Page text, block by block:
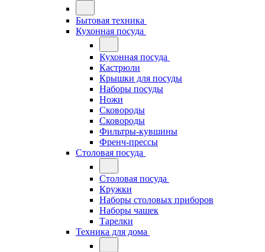
Бытовая техника
Кухонная посуда
Кухонная посуда
Кастрюли
Крышки для посуды
Наборы посуды
Ножи
Сковороды
Сковороды
Фильтры-кувшины
Френч-прессы
Столовая посуда
Столовая посуда
Кружки
Наборы столовых приборов
Наборы чашек
Тарелки
Техника для дома